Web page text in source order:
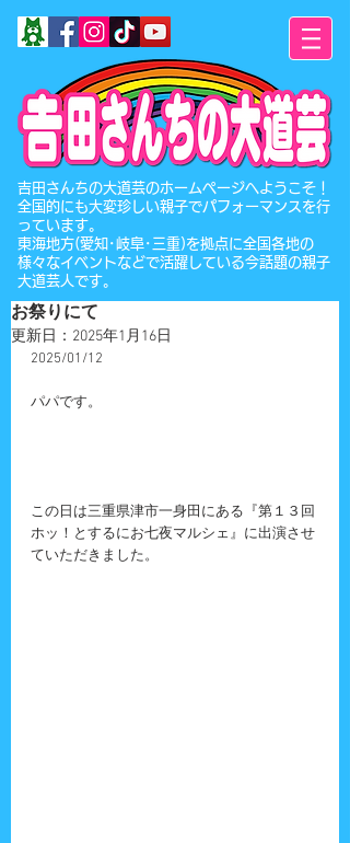
​吉田さんちの大道芸のホームページへようこそ！
全国的にも大変珍しい親子でパフォーマンスを行
っています。
東海地方(愛知･岐阜･三重)を拠点に全国各地の
様々なイベントなどで活躍している今話題の親子
大道芸人です。
お祭りにて
更新日： 2025年1月16日
2025/01/12
パパです。
この日は三重県津市一身田にある『第１３回
ホッ！とするにお七夜マルシェ』に出演させ
ていただきました。